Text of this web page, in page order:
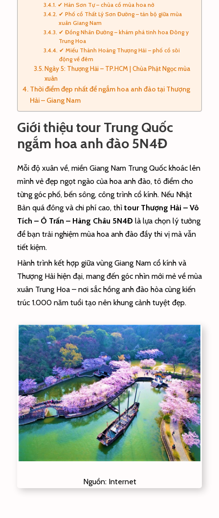
✔ Hàn Sơn Tự – chùa cổ mùa hoa nở
✔ Phố cổ Thất Lý Sơn Đường – tản bộ giữa mùa
xuân Giang Nam
✔ Đồng Nhân Đường – khám phá tinh hoa Đông y
Trung Hoa
✔ Miếu Thành Hoàng Thượng Hải – phố cổ sôi
động về đêm
Ngày 5: Thượng Hải – TP.HCM | Chùa Phật Ngọc mùa
xuân
Thời điểm đẹp nhất để ngắm hoa anh đào tại Thượng
Hải – Giang Nam
Giới thiệu tour Trung Quốc
ngắm hoa anh đào 5N4Đ
Mỗi độ xuân về, miền Giang Nam Trung Quốc khoác lên
mình vẻ đẹp ngọt ngào của hoa anh đào, tô điểm cho
từng góc phố, bến sông, công trình cổ kính. Nếu Nhật
Bản quá đông và chi phí cao, thì tour Thượng Hải – Vô
Tích – Ô Trấn – Hàng Châu 5N4Đ là lựa chọn lý tưởng
để bạn trải nghiệm mùa hoa anh đào đầy thi vị mà vẫn
tiết kiệm.
Hành trình kết hợp giữa vùng Giang Nam cổ kính và
Thượng Hải hiện đại, mang đến góc nhìn mới mẻ về mùa
xuân Trung Hoa – nơi sắc hồng anh đào hòa cùng kiến
trúc 1.000 năm tuổi tạo nên khung cảnh tuyệt đẹp.
Nguồn: Internet